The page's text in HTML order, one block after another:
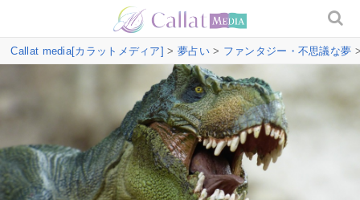
Callat media[カラットメディア] > 夢占い> ファンタジー・不思議な夢